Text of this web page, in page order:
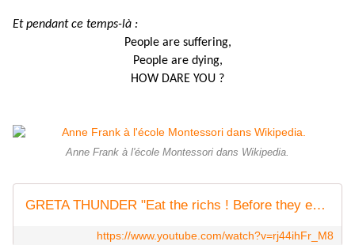
Et pendant ce temps-là :
People are suffering,
People are dying,
HOW DARE YOU ?
Anne Frank à l'école Montessori dans Wikipedia.
GRETA THUNDER "Eat the richs ! Before they eat the future"
https://www.youtube.com/watch?v=rj44ihFr_M8